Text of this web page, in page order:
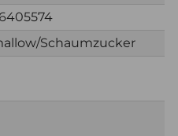
Schaumzucker